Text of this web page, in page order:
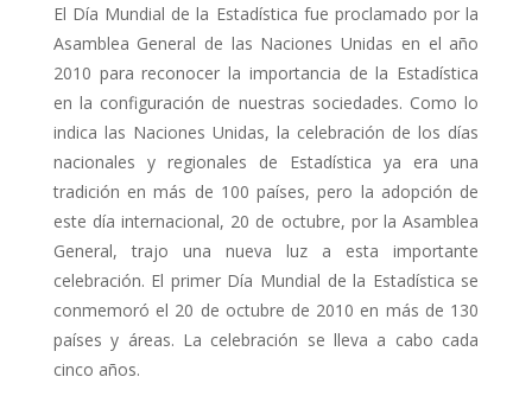
El Día Mundial de la Estadística fue proclamado por la
Asamblea General de las Naciones Unidas en el año
2010 para reconocer la importancia de la Estadística
en la configuración de nuestras sociedades. Como lo
indica las Naciones Unidas, la celebración de los días
nacionales y regionales de Estadística ya era una
tradición en más de 100 países, pero la adopción de
este día internacional, 20 de octubre, por la Asamblea
General, trajo una nueva luz a esta importante
celebración. El primer Día Mundial de la Estadística se
conmemoró el 20 de octubre de 2010 en más de 130
países y áreas. La celebración se lleva a cabo cada
cinco años.